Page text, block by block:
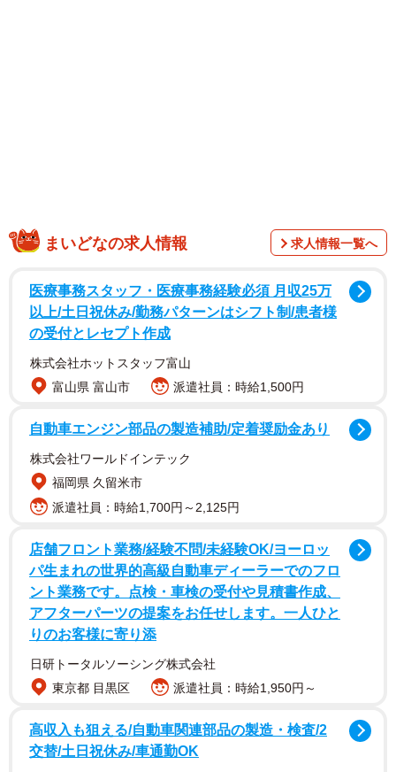
リモートワークをするようになって、貯金は増えましたか？（提供画
「リモートワークをするようになって、貯金は増えました
か？」と質問をしたところ、勤務形態に関わらず半数以上
まいどなの求人情報 求人情報一覧へ
医療事務スタッフ・医療事務経験必須 月収25万
以上/土日祝休み/勤務パターンはシフト制/患者様
の受付とレセプト作成
株式会社ホットスタッフ富山
富山県 富山市
派遣社員：時給1,500円
自動車エンジン部品の製造補助/定着奨励金あり
株式会社ワールドインテック
福岡県 久留米市
派遣社員：時給1,700円～2,125円
店舗フロント業務/経験不問/未経験OK/ヨーロッ
パ生まれの世界的高級自動車ディーラーでのフロ
ント業務です。点検・車検の受付や見積書作成、
アフターパーツの提案をお任せします。一人ひと
りのお客様に寄り添
日研トータルソーシング株式会社
東京都 目黒区
派遣社員：時給1,950円～
高収入も狙える/自動車関連部品の製造・検査/2
交替/土日祝休み/車通勤OK